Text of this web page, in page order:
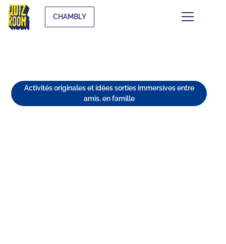
CHAMBLY
Activités originales et idées sorties immersives entre
amis, en famille